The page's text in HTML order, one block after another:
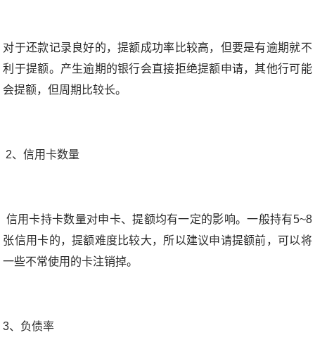
对于还款记录良好的，提额成功率比较高，但要是有逾期就不
利于提额。产生逾期的银行会直接拒绝提额申请，其他行可能
会提额，但周期比较长。
2、信用卡数量
信用卡持卡数量对申卡、提额均有一定的影响。一般持有5~8
张信用卡的，提额难度比较大，所以建议申请提额前，可以将
一些不常使用的卡注销掉。
3、负债率